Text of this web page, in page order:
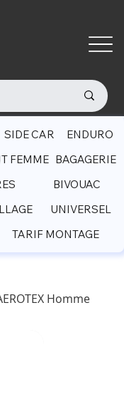
Homme
SIDE CAR
ENDURO
FEMME BAGAGERIE
BIVOUAC
UNIVERSEL
TARIF MONTAGE